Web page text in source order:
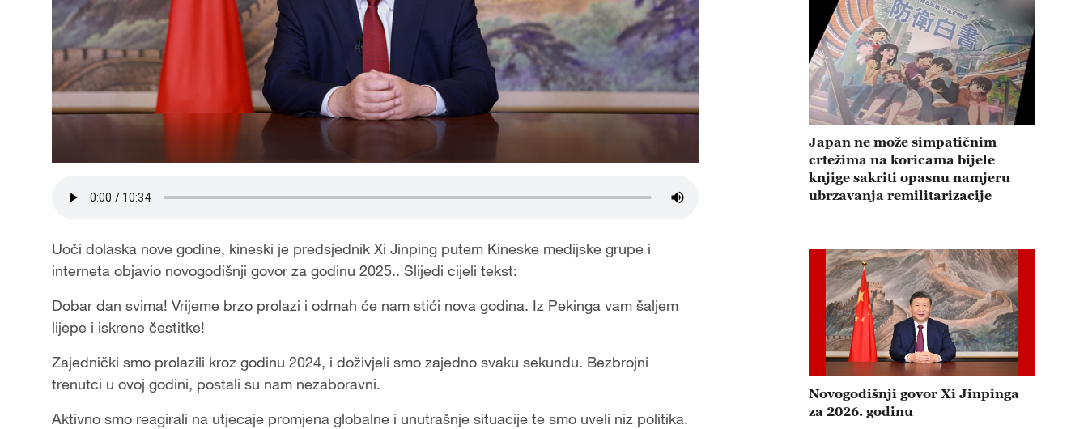
Uoči dolaska nove godine, kineski je predsjednik Xi Jinping putem Kineske medijske grupe i
interneta objavio novogodišnji govor za godinu 2025.. Slijedi cijeli tekst:
Dobar dan svima! Vrijeme brzo prolazi i odmah će nam stići nova godina. Iz Pekinga vam šaljem
lijepe i iskrene čestitke!
Zajednički smo prolazili kroz godinu 2024, i doživjeli smo zajedno svaku sekundu. Bezbrojni
trenutci u ovoj godini, postali su nam nezaboravni.
Aktivno smo reagirali na utjecaje promjena globalne i unutrašnje situacije te smo uveli niz politika.
Japan ne može simpatičnim
crtežima na koricama bijele
knjige sakriti opasnu namjeru
ubrzavanja remilitarizacije
Novogodišnji govor Xi Jinpinga
za 2026. godinu